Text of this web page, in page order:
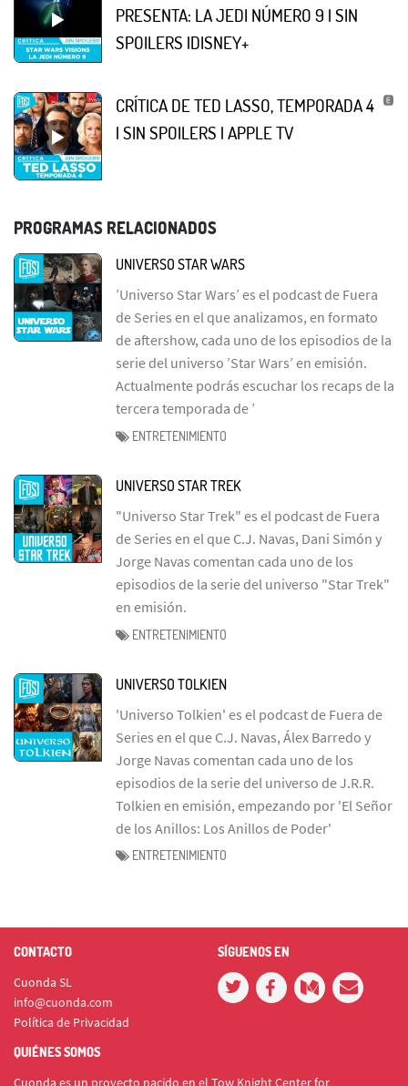
PRESENTA: LA JEDI NÚMERO 9 | SIN
SPOILERS |DISNEY+
CRÍTICA DE TED LASSO, TEMPORADA 4
| SIN SPOILERS | APPLE TV
PROGRAMAS RELACIONADOS
UNIVERSO STAR WARS
’Universo Star Wars’ es el podcast de Fuera
de Series en el que analizamos, en formato
de aftershow, cada uno de los episodios de la
serie del universo ’Star Wars’ en emisión.
Actualmente podrás escuchar los recaps de la
tercera temporada de ’
ENTRETENIMIENTO
UNIVERSO STAR TREK
"Universo Star Trek" es el podcast de Fuera
de Series en el que C.J. Navas, Dani Simón y
Jorge Navas comentan cada uno de los
episodios de la serie del universo "Star Trek"
en emisión.
ENTRETENIMIENTO
UNIVERSO TOLKIEN
'Universo Tolkien' es el podcast de Fuera de
Series en el que C.J. Navas, Álex Barredo y
Jorge Navas comentan cada uno de los
episodios de la serie del universo de J.R.R.
Tolkien en emisión, empezando por 'El Señor
de los Anillos: Los Anillos de Poder'
ENTRETENIMIENTO
CONTACTO
Cuonda SL
info@cuonda.com
Política de Privacidad
SÍGUENOS EN
QUIÉNES SOMOS
Cuonda es un proyecto nacido en el Tow Knight Center for